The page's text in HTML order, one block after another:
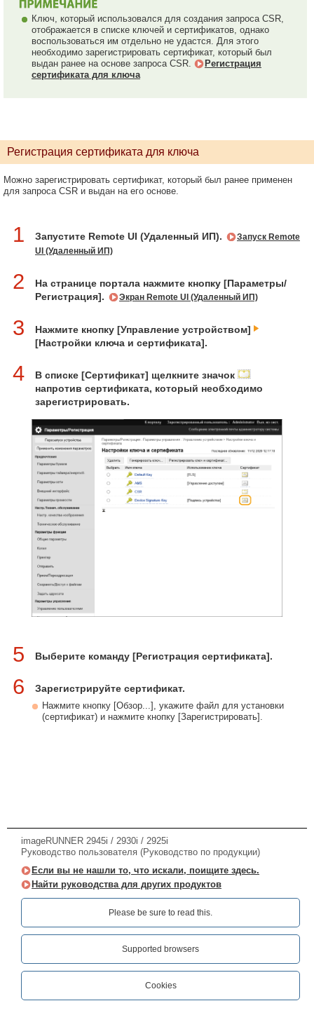
Ключ, который использовался для создания запроса CSR,
отображается в списке ключей и сертификатов, однако
воспользоваться им отдельно не удастся. Для этого
необходимо зарегистрировать сертификат, который был
выдан ранее на основе запроса CSR.
Регистрация
сертификата для ключа
Регистрация сертификата для ключа
Можно зарегистрировать сертификат, который был ранее применен
для запроса CSR и выдан на его основе.
1 Запустите Remote UI (Удаленный ИП).
Запуск Remote
UI (Удаленный ИП)
2
На странице портала нажмите кнопку [Параметры/
Регистрация].
Экран Remote UI (Удаленный ИП)
3
Нажмите кнопку [Управление устройством]
[Настройки ключа и сертификата].
4
В списке [Сертификат] щелкните значок
напротив сертификата, который необходимо
зарегистрировать.
5 Выберите команду [Регистрация сертификата].
6 Зарегистрируйте сертификат.
Нажмите кнопку [Обзор...], укажите файл для установки
(сертификат) и нажмите кнопку [Зарегистрировать].
imageRUNNER 2945i / 2930i / 2925i
Руководство пользователя (Руководство по продукции)
Если вы не нашли то, что искали, поищите здесь.
Найти руководства для других продуктов
Please be sure to read this.‎
Supported browsers
Cookies